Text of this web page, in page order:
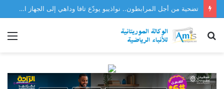
تضحية من أجل المرابطون.. نواذيبو يودّع تافا وداهي إلى الجهاز الفني للمنتخب
بحث